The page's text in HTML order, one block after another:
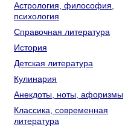
Астрология, философия,
психология
Справочная литература
История
Детская литература
Кулинария
Анекдоты, ноты, афоризмы
Классика, современная
литература